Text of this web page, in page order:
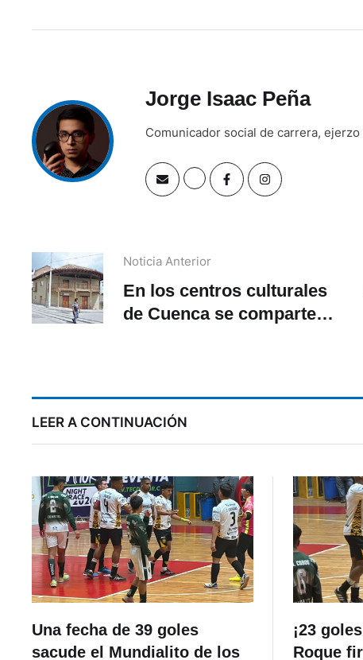
Jorge Isaac Peña
Comunicador social de carrera,
Noticia Anterior
En los centros culturales
de Cuenca se comparte
LEER A CONTINUACIÓN
Una fecha de 39 goles
sacude el Mundialito de los
¡23
Roque